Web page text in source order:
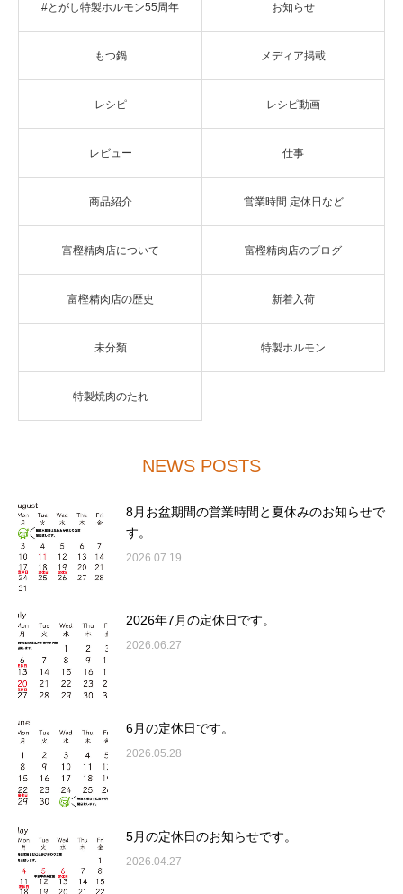
#とがし特製ホルモン55周年 お知らせ
もつ鍋 メディア掲載
レシピ レシピ動画
レビュー 仕事
商品紹介 営業時間 定休日など
富樫精肉店について 富樫精肉店のブログ
富樫精肉店の歴史 新着入荷
未分類 特製ホルモン
特製焼肉のたれ
NEWS POSTS
8月お盆期間の営業時間と夏休みのお知らせで
す。
2026.07.19
2026年7月の定休日です。
2026.06.27
6月の定休日です。
2026.05.28
5月の定休日のお知らせです。
2026.04.27